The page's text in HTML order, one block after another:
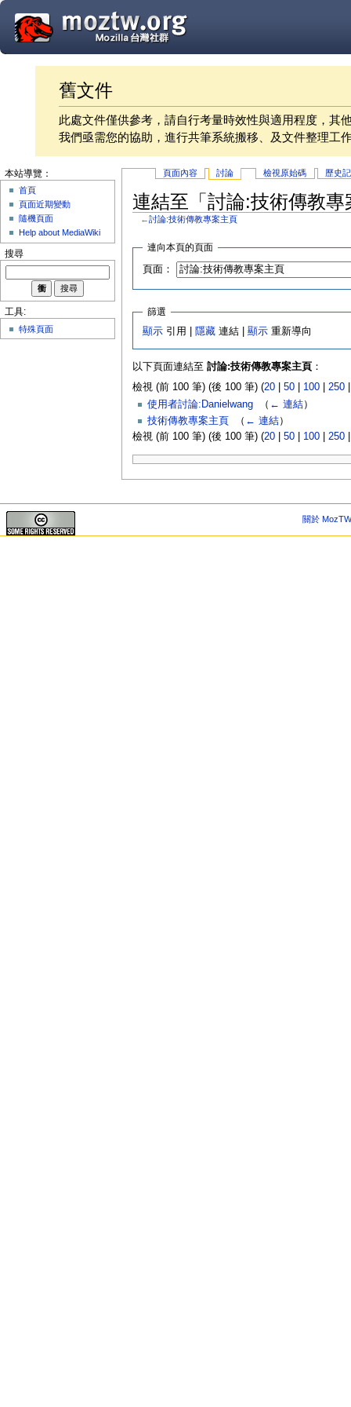
舊文件
此處文件僅供參考，請自行考量時效性與適用程度，其
我們亟需您的協助，進行共筆系統搬移、及文件整理工
頁面內容 討論 檢視原始碼 歷史
連結至「討論:技術傳教
←討論:技術傳教專案主頁
連向本頁的頁面
頁面：
篩選
顯示 引用 | 隱藏 連結 |顯示 重新導向
以下頁面連結至 討論:技術傳教專案主頁 ：
檢視 (前 100 筆) (後 100 筆) (20| 50| 100| 250
使用者討論:Danielwang‎ （ ← 連結）
技術傳教專案主頁‎ （ ← 連結）
檢視 (前 100 筆) (後 100 筆) (20| 50| 100| 250
本站導覽：
首頁
頁面近期變動
隨機頁面
Help about MediaWiki
搜尋
工具:
特殊頁面
關於